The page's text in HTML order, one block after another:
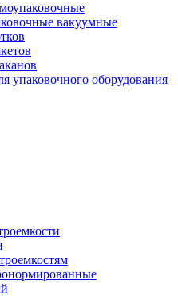
вакуумные
упаковочного оборудования